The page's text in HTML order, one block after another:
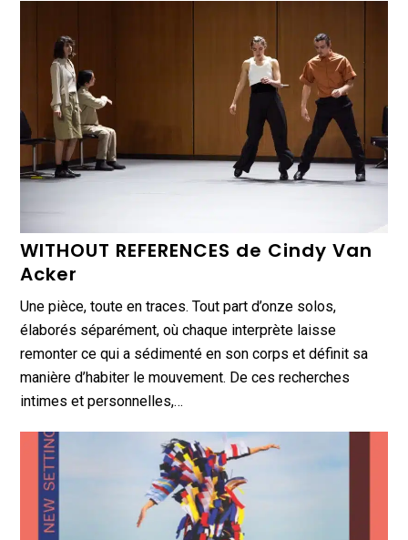
WITHOUT REFERENCES de Cindy Van
Acker
Une pièce, toute en traces. Tout part d’onze solos,
élaborés séparément, où chaque interprète laisse
remonter ce qui a sédimenté en son corps et définit sa
manière d’habiter le mouvement. De ces recherches
intimes et personnelles,…